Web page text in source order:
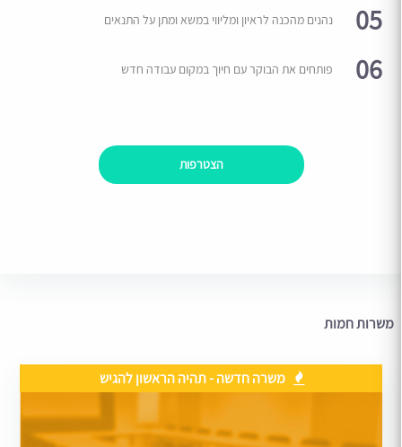
05 נהנים מהכנה לראיון ומליווי במשא ומתן על התנאים
06 פותחים את הבוקר עם חיוך במקום עבודה חדש
הצטרפות
משרות חמות
משרה חדשה - תהיה הראשון להגיש